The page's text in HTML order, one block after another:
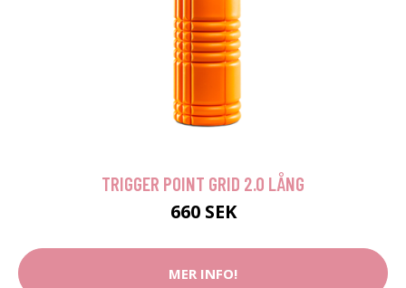
TRIGGER POINT GRID 2.0 LÅNG
660 SEK
MER INFO!